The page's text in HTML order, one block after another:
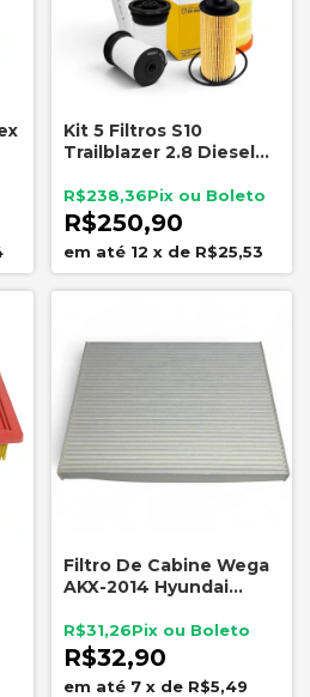
Kit 5 Filtros S10
Trailblazer 2.8 Diesel
R$250,90
R$238,36
12 x de R$25,53
Filtro De Cabine Wega
AKX-2014 Hyundai
R$32,90
R$31,26
7 x de R$5,49